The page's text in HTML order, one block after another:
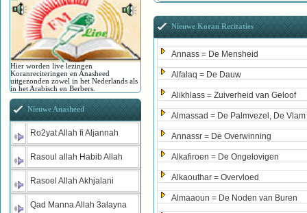
Nieuwe Koran Recitaties
Annass = De Mensheid
Alfalaq = De Dauw
Alikhlass = Zuiverheid van Geloof
Almassad = De Palmvezel, De Vlam
Annassr = De Overwinning
Alkafiroen = De Ongelovigen
Alkaouthar = Overvloed
Almaaoun = De Noden van Buren
Hier worden live lezingen
Koranreciteringen en Anasheed
uitgezonden zowel in het Nederlands als
in het Arabisch en Berbers.
Nieuwe Anasheed
Ro2yat Allah fi Aljannah
Rasoul allah Habib Allah
Rasoel Allah Akhjalani
Qad Manna Allah 3alayna